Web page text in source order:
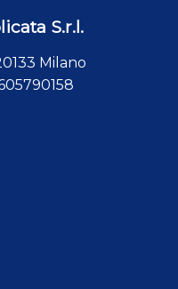
S.r.l.
Milano